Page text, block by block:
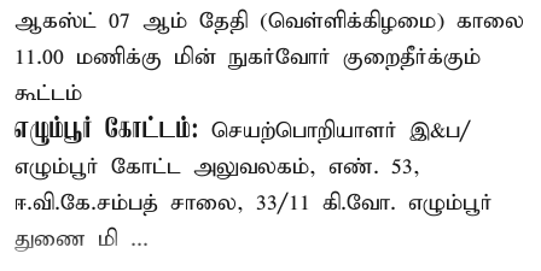
ஆகஸ்ட் 07 ஆம் தேதி (வெள்ளிக்கிழமை) காலை
11.00 மணிக்கு மின் நுகர்வோர் குறைதீர்க்கும்
கூட்டம்
எழும்பூர் கோட்டம்: செயற்பொறியாளர் இ&ப/
எழும்பூர் கோட்ட அலுவலகம், எண். 53,
ஈ.வி.கே.சம்பத் சாலை, 33/11 கி.வோ. எழும்பூர்
துணை மி ...